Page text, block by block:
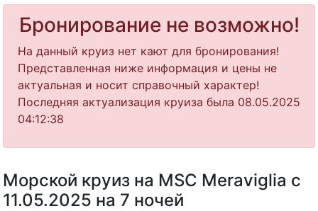
Бронирование не возможно!
На данный круиз нет кают для бронирования!
Представленная ниже информация и цены не
актуальная и носит справочный характер!
Последняя актуализация круиза была 08.05.2025
04:12:38
Морской круиз на MSC Meraviglia с
11.05.2025 на 7 ночей